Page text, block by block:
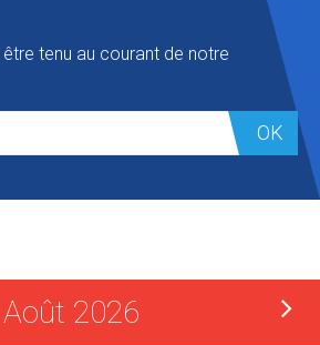
tenu au courant de notre
OK
Août 2026